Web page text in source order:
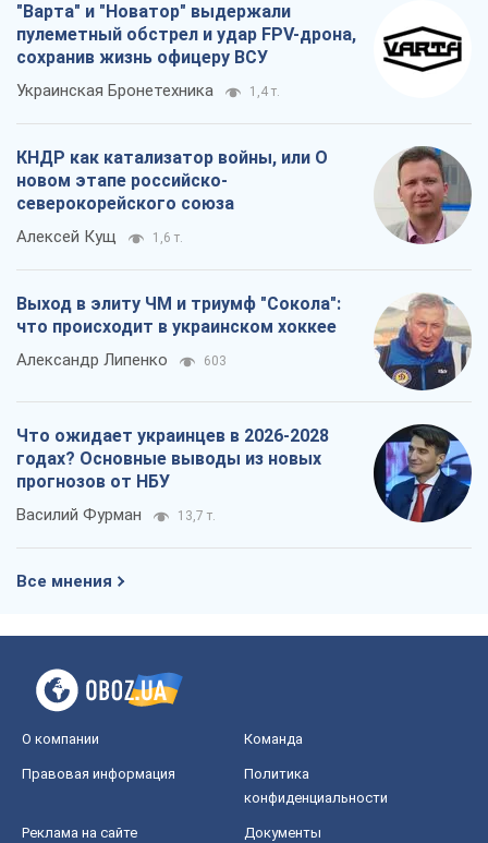
"Варта" и "Новатор" выдержали
пулеметный обстрел и удар FPV-дрона,
сохранив жизнь офицеру ВСУ
Украинская Бронетехника 1,4 т.
КНДР как катализатор войны, или О
новом этапе российско-
северокорейского союза
Алексей Кущ 1,6 т.
Выход в элиту ЧМ и триумф "Сокола":
что происходит в украинском хоккее
Александр Липенко 603
Что ожидает украинцев в 2026-2028
годах? Основные выводы из новых
прогнозов от НБУ
Василий Фурман 13,7 т.
Все мнения
О компании Команда
Правовая информация
Политика
конфиденциальности
Реклама на сайте Документы